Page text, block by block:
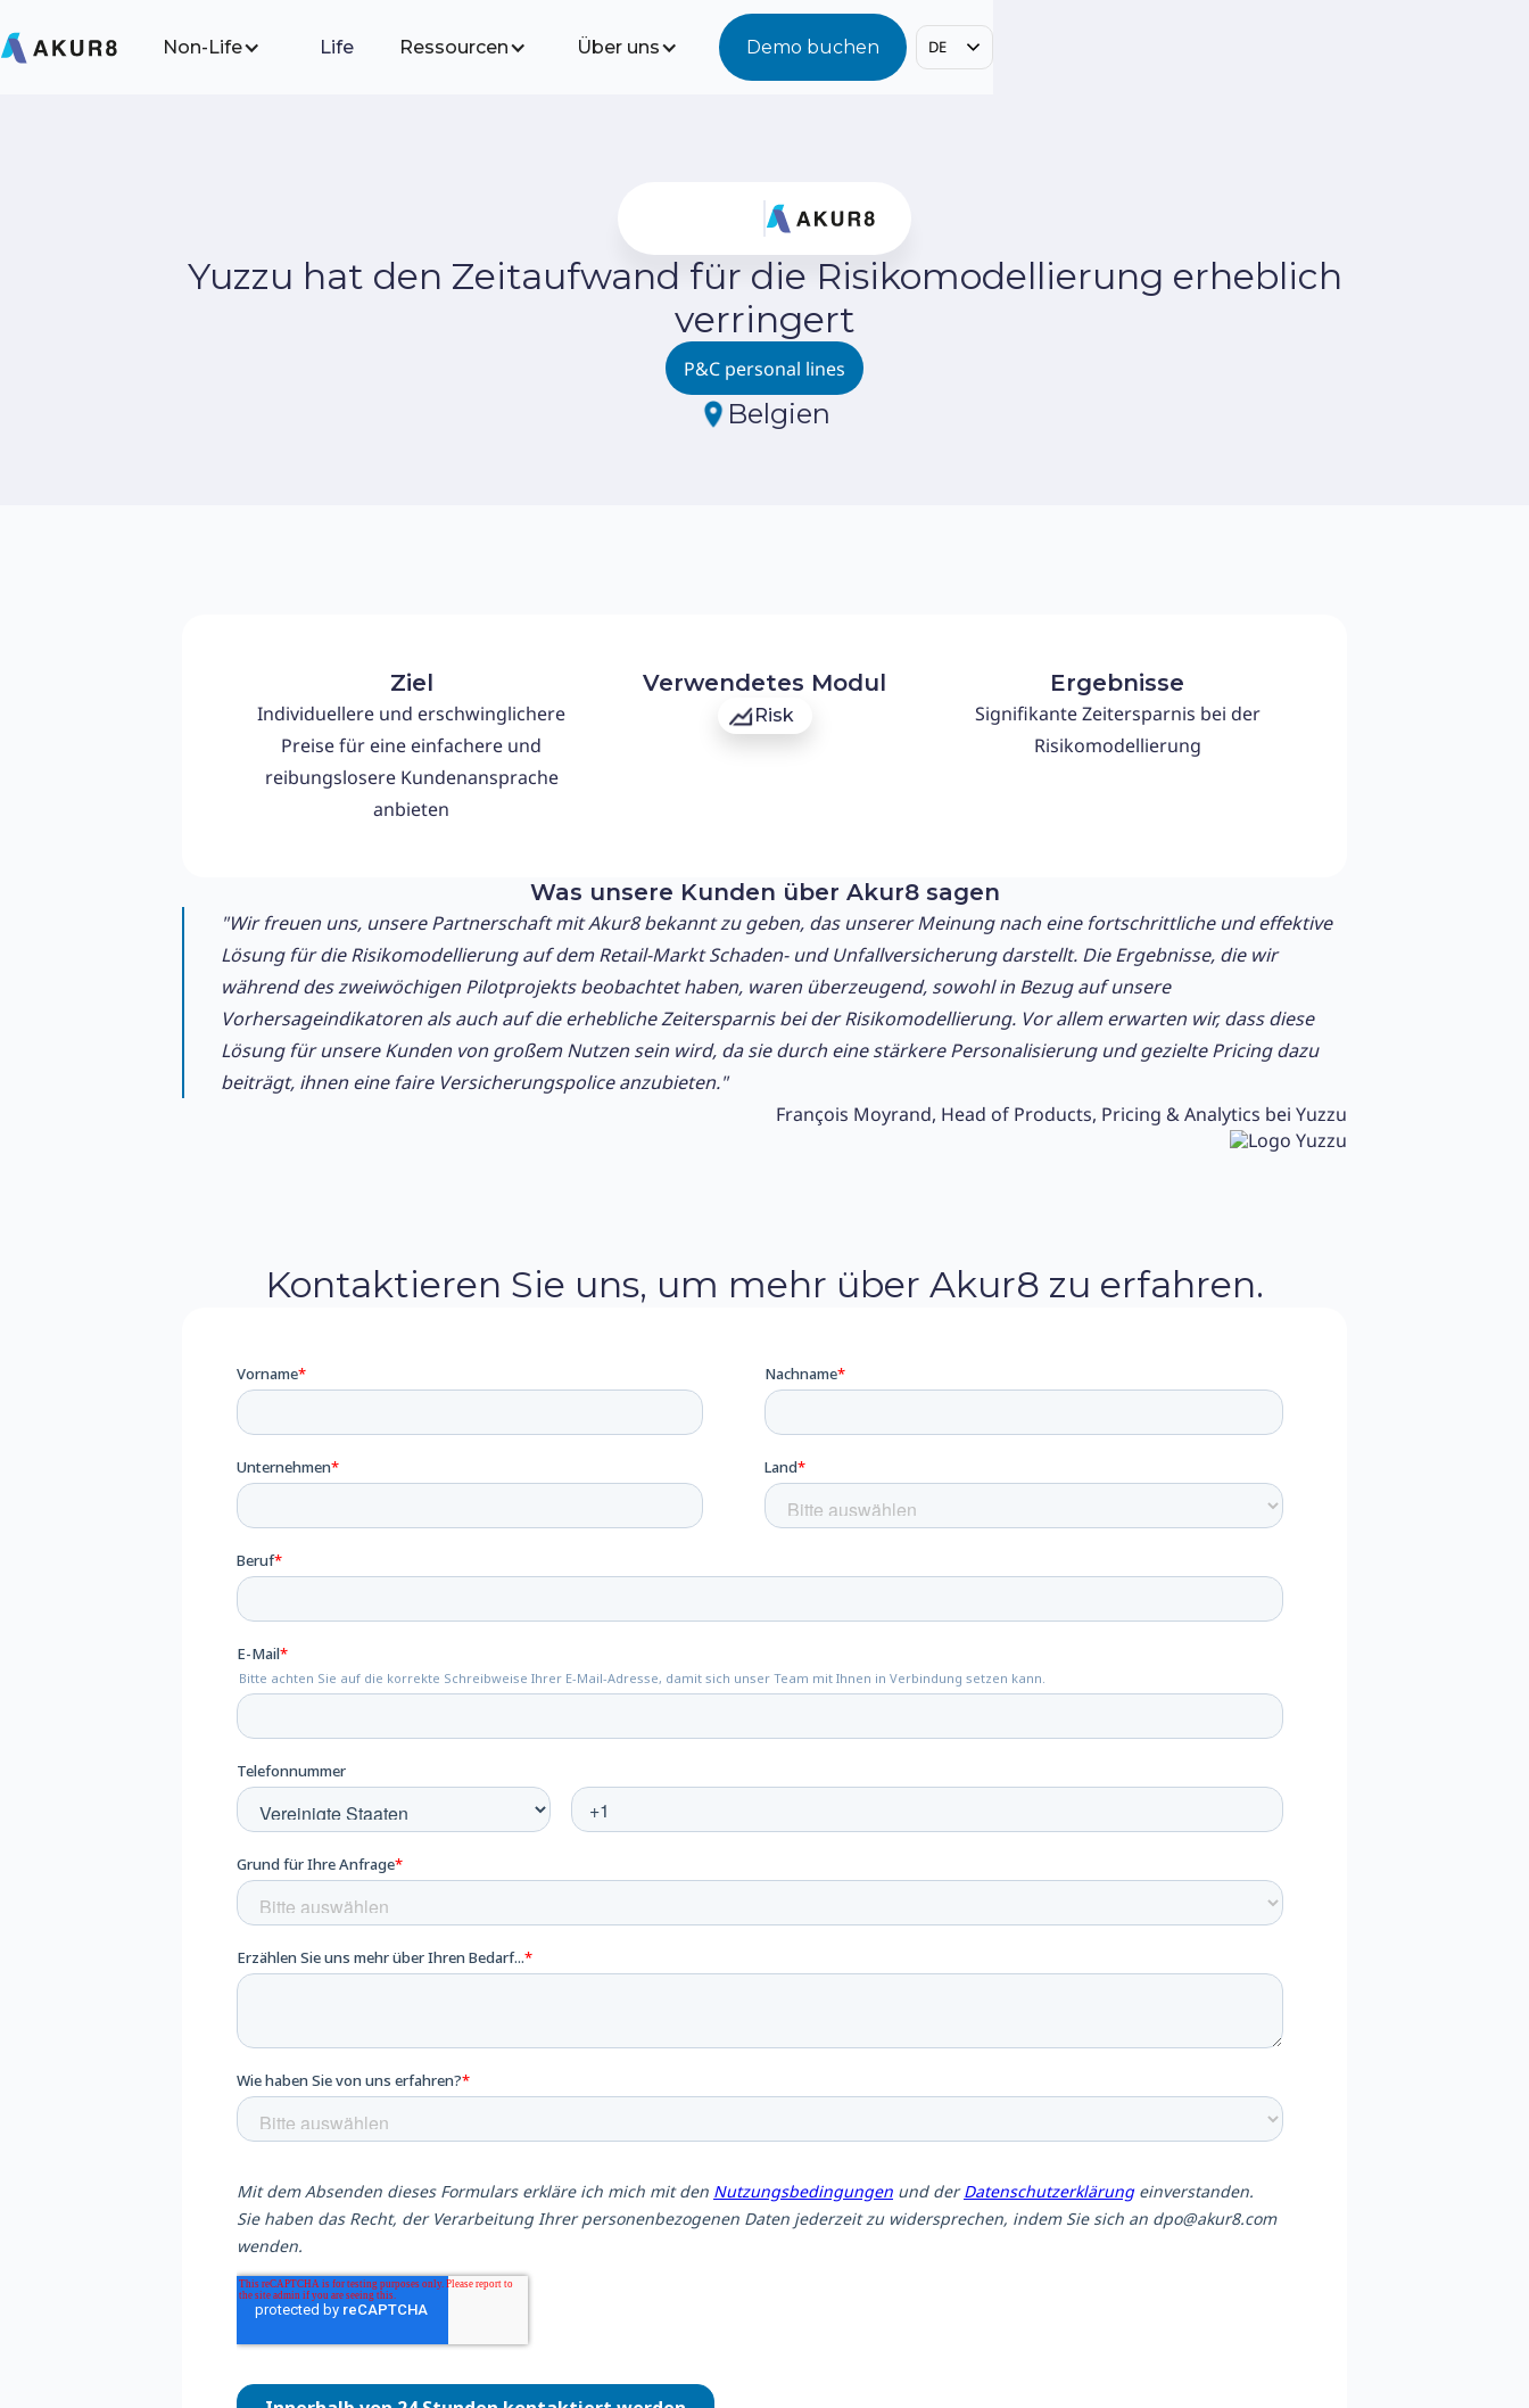
Non-Life Life Ressourcen Über uns Demo buchen DE
Yuzzu hat den Zeitaufwand für die Risikomodellierung erheblich
verringert
P&C personal lines
Belgien
Ziel
Individuellere und erschwinglichere
Preise für eine einfachere und
reibungslosere Kundenansprache
anbieten
Verwendetes Modul
Risk
Ergebnisse
Signifikante Zeitersparnis bei der
Risikomodellierung
Was unsere Kunden über Akur8 sagen
"Wir freuen uns, unsere Partnerschaft mit Akur8 bekannt zu geben, das unserer Meinung nach eine fortschrittliche und effektive
Lösung für die Risikomodellierung auf dem Retail-Markt Schaden- und Unfallversicherung darstellt. Die Ergebnisse, die wir
während des zweiwöchigen Pilotprojekts beobachtet haben, waren überzeugend, sowohl in Bezug auf unsere
Vorhersageindikatoren als auch auf die erhebliche Zeitersparnis bei der Risikomodellierung. Vor allem erwarten wir, dass diese
Lösung für unsere Kunden von großem Nutzen sein wird, da sie durch eine stärkere Personalisierung und gezielte Pricing dazu
beiträgt, ihnen eine faire Versicherungspolice anzubieten."
François Moyrand, Head of Products, Pricing & Analytics bei Yuzzu
Kontaktieren Sie uns, um mehr über Akur8 zu erfahren.